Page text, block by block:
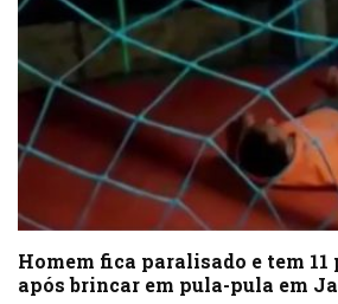
Homem fica paralisado e tem 11
após brincar em pula-pula em